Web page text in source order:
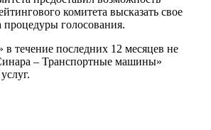
комитета высказать свое
процедуры голосования.
течение последних 12 месяцев не
– Транспортные машины»